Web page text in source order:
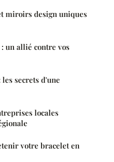
miroirs design uniques
un allié contre vos
secrets d'une
locales
votre bracelet en